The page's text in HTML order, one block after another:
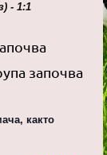
- 1:1
започва
както